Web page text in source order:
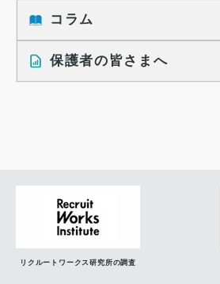
大学生の地域間移動レポート
就職活動に関するレポート
就職活動と入社後の就業
就業レディネス研究
コラム
インタビュー記事
保護者の皆さまへ
リクルートワークス研究所の調査